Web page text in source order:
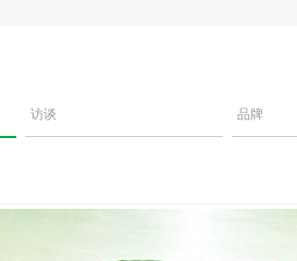
访谈 品牌